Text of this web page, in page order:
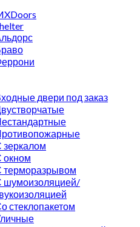
двери под заказ
зеркалом
окном
терморазрывом
шумоизоляцией/
стеклопакетом